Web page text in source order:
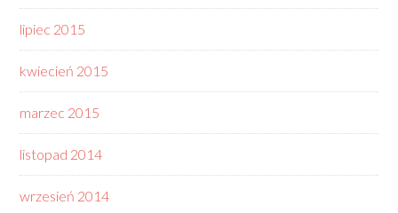
lipiec 2015
kwiecień 2015
marzec 2015
listopad 2014
wrzesień 2014